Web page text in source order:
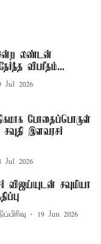
லண்டன்
விபரீதம்...
Jul 2026
போதைப்பொருள்
இளவரசர்
Jul 2026
விஜய்யுடன் சவுமியா
19 Jun 2026